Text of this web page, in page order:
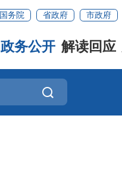
国务院 省政府 市政府
政务公开 解读回应